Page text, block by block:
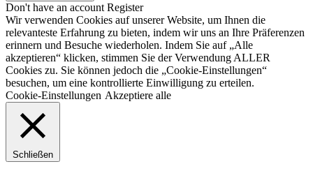
Don't have an account Register
Wir verwenden Cookies auf unserer Website, um Ihnen die
relevanteste Erfahrung zu bieten, indem wir uns an Ihre Präferenzen
erinnern und Besuche wiederholen. Indem Sie auf „Alle
akzeptieren“ klicken, stimmen Sie der Verwendung ALLER
Cookies zu. Sie können jedoch die „Cookie-Einstellungen“
besuchen, um eine kontrollierte Einwilligung zu erteilen.
Cookie-Einstellungen Akzeptiere alle
Schließen